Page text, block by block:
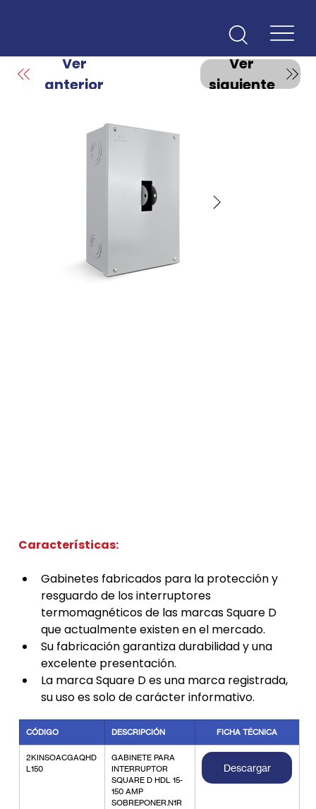
Ver
anterior
Ver
siguiente
Características:
Gabinetes fabricados para la protección y
resguardo de los interruptores
termomagnéticos de las marcas Square D
que actualmente existen en el mercado.
Su fabricación garantiza durabilidad y una
excelente presentación.
La marca Square D es una marca registrada,
su uso es solo de carácter informativo.
CÓDIGO DESCRIPCIÓN FICHA TÉCNICA
2KINSOACGAQHD
L150
GABINETE PARA
INTERRUPTOR
SQUARE D HDL 15-
150 AMP
SOBREPONER.N1R
Descargar